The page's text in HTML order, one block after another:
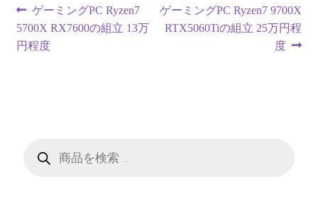
投
稿
ー
前
の
投
ゲーミングPC Ryzen7
5700X RX7600の組立 13万
円程度
次
の
ゲーミングPC Ryzen7 9700X
RTX5060Tiの組立 25万円程
度